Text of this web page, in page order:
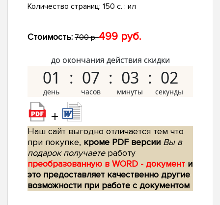
Количество страниц: 150 с. : ил
Стоимость: 700 р.499 руб.
до окончания действия скидки
01 07 03 01
+
Наш сайт выгодно отличается тем что
при покупке, кроме PDF версии Вы в
подарок получаетеработу
преобразованную в WORD - документ и
это предоставляет качественно другие
возможности при работе с документом